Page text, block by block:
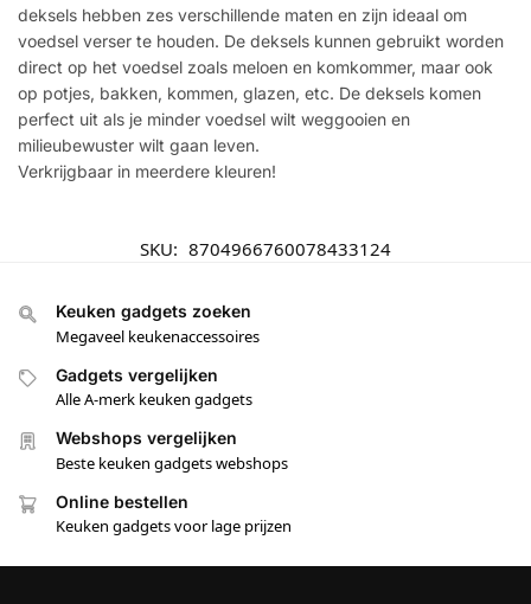
deksels hebben zes verschillende maten en zijn ideaal om
voedsel verser te houden. De deksels kunnen gebruikt worden
direct op het voedsel zoals meloen en komkommer, maar ook
op potjes, bakken, kommen, glazen, etc. De deksels komen
perfect uit als je minder voedsel wilt weggooien en
milieubewuster wilt gaan leven.
Verkrijgbaar in meerdere kleuren!
SKU: 8704966760078433124
Keuken gadgets zoeken
Megaveel keukenaccessoires
Gadgets vergelijken
Alle A-merk keuken gadgets
Webshops vergelijken
Beste keuken gadgets webshops
Online bestellen
Keuken gadgets voor lage prijzen